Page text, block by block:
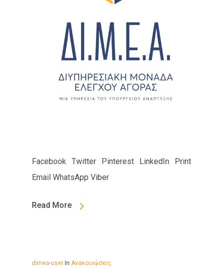
Facebook Twitter Pinterest LinkedIn Print
Email WhatsApp Viber
Read More
dimea-user InΑνακοινώσεις